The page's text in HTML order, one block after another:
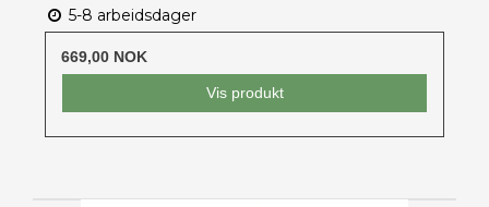
5-8 arbeidsdager
669,00 NOK
Vis produkt